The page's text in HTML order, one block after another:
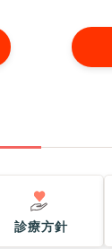
診療方針